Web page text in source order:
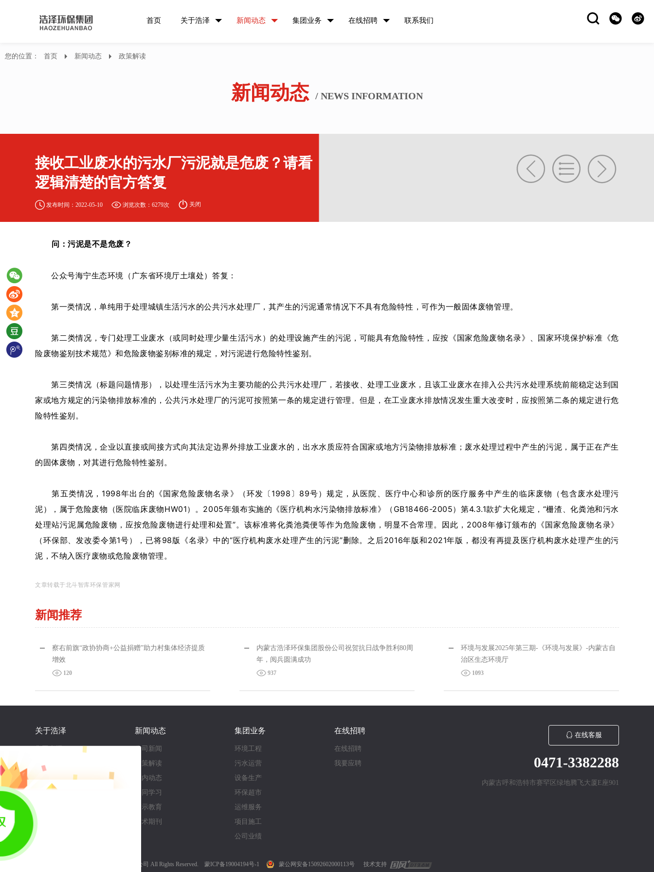
首页 关于浩泽 新闻动态 集团业务 在线招聘 联系我们
您的位置： 首页 新闻动态 政策解读
新闻动态 / NEWS INFORMATION
接收工业废水的污水厂污泥就是危废？请看
逻辑清楚的官方答复
发布时间：2022-05-10 浏览次数：6279次 关闭
问：污泥是不是危废？
公众号海宁生态环境（广东省环境厅土壤处）答复：
第一类情况，单纯用于处理城镇生活污水的公共污水处理厂，其产生的污泥通常情况下不具有危险特性，可作为一般固体废物管理。
第二类情况，专门处理工业废水（或同时处理少量生活污水）的处理设施产生的污泥，可能具有危险特性，应按《国家危险废物名录》、国家环境保护标准《危
险废物鉴别技术规范》和危险废物鉴别标准的规定，对污泥进行危险特性鉴别。
第三类情况（标题问题情形），以处理生活污水为主要功能的公共污水处理厂，若接收、处理工业废水，且该工业废水在排入公共污水处理系统前能稳定达到国
家或地方规定的污染物排放标准的，公共污水处理厂的污泥可按照第一条的规定进行管理。但是，在工业废水排放情况发生重大改变时，应按照第二条的规定进行危
险特性鉴别。
第四类情况，企业以直接或间接方式向其法定边界外排放工业废水的，出水水质应符合国家或地方污染物排放标准；废水处理过程中产生的污泥，属于正在产生
的固体废物，对其进行危险特性鉴别。
第五类情况，1998年出台的《国家危险废物名录》（环发〔1998〕89号）规定，从医院、医疗中心和诊所的医疗服务中产生的临床废物（包含废水处理污
泥），属于危险废物（医院临床废物HW01）。2005年颁布实施的《医疗机构水污染物排放标准》（GB18466-2005）第4.3.1款扩大化规定，“栅渣、化粪池和污水
处理站污泥属危险废物，应按危险废物进行处理和处置”。该标准将化粪池粪便等作为危险废物，明显不合常理。因此，2008年修订颁布的《国家危险废物名录》
（环保部、发改委令第1号），已将98版《名录》中的“医疗机构废水处理产生的污泥”删除。之后2016年版和2021年版，都没有再提及医疗机构废水处理产生的污
泥，不纳入医疗废物或危险废物管理。
文章转载于北斗智库环保管家网
新闻推荐
察右前旗“政协协商+公益捐赠”助力村集体经济提质
增效
120
内蒙古浩泽环保集团股份公司祝贺抗日战争胜利80周
年，阅兵圆满成功
937
环境与发展2025年第三期-《环境与发展》-内蒙古自
治区生态环境厅
1093
在线客服
0471-3382288
内蒙古呼和浩特市赛罕区绿地腾飞大厦E座901
关于浩泽
企业文化
新闻动态
公司新闻
政策解读
业内动态
共同学习
警示教育
学术期刊
集团业务
环境工程
污水运营
设备生产
环保超市
运维服务
项目施工
公司业绩
在线招聘
在线招聘
我要应聘
Copyright © 2025 内蒙古浩泽环保集股份公司 All Rights Reserved. 蒙ICP备19004194号-1 蒙公网安备15092602000113号 技术支持